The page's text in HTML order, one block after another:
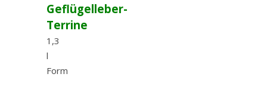
Geflügelleber-
Terrine
1,3
l
Form